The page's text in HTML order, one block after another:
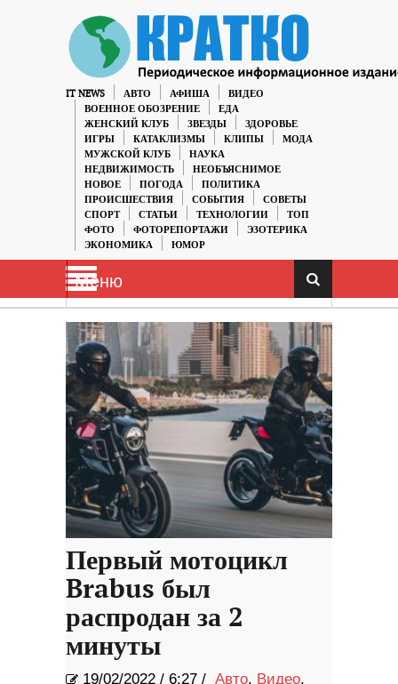
IT NEWS АВТО АФИША
ВИДЕО
ВОЕННОЕ ОБОЗРЕНИЕ
ЕДА
ЖЕНСКИЙ КЛУБ
ЗВЕЗДЫ
ЗДОРОВЬЕ
ИГРЫ
КАТАКЛИЗМЫ КЛИПЫ
МОДА
МУЖСКОЙ КЛУБ
НАУКА
НЕДВИЖИМОСТЬ
НЕОБЪЯСНИМОЕ
НОВОЕ
ПОГОДА
ПОЛИТИКА
ПРОИСШЕСТВИЯ
СОБЫТИЯ
СОВЕТЫ
СПОРТ
СТАТЬИ ТЕХНОЛОГИИ
ТОП
ФОТО
ФОТОРЕПОРТАЖИ
ЭЗОТЕРИКА
ЭКОНОМИКА
ЮМОР
Меню
Первый мотоцикл
Brabus был
распродан за 2
минуты
19/02/2022 / 6:27 / Авто, Видео,